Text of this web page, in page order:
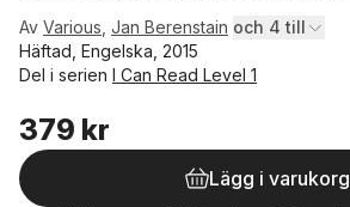
Av Various Jan Berenstain och 4 till
Häftad, Engelska, 2015
Del i serien I Can Read Level 1
379 kr
Lägg i varukorg